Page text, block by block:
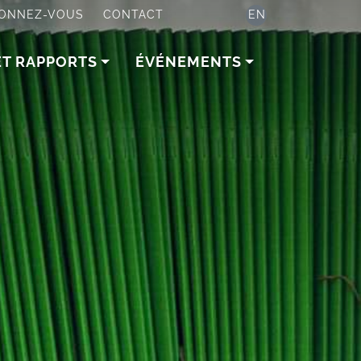
VOUS CONTACT EN
RAPPORTS ÉVÉNEMENTS